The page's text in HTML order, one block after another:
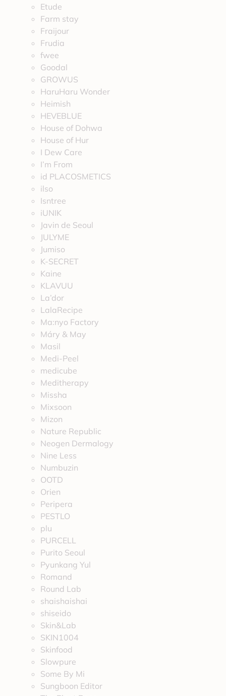
Etude
Farm stay
Fraijour
Frudia
fwee
Goodal
GROWUS
HaruHaru Wonder
Heimish
HEVEBLUE
House of Dohwa
House of Hur
I Dew Care
I’m From
id PLACOSMETICS
ilso
Isntree
iUNIK
Javin de Seoul
JULYME
Jumiso
K-SECRET
Kaine
KLAVUU
La’dor
LalaRecipe
Ma:nyo Factory
Máry & May
Masil
Medi-Peel
medicube
Meditherapy
Missha
Mixsoon
Mizon
Nature Republic
Neogen Dermalogy
Nine Less
Numbuzin
OOTD
Orien
Peripera
PESTLO
plu
PURCELL
Purito Seoul
Pyunkang Yul
Romand
Round Lab
shaishaishai
shiseido
Skin&Lab
SKIN1004
Skinfood
Slowpure
Some By Mi
Sungboon Editor